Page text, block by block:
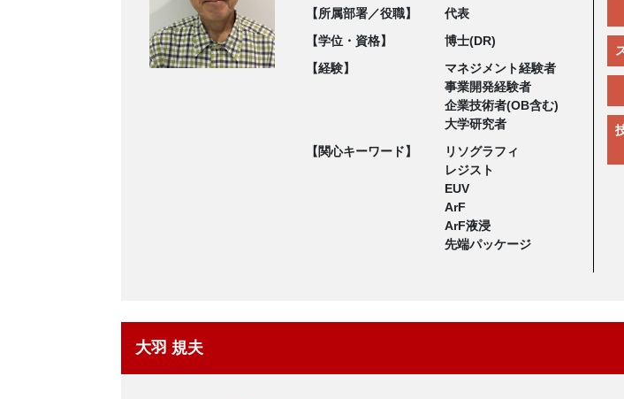
【所属部署／役職】
代表
【学位・資格】
博士(DR)
【経験】
マネジメント経験者
事業開発経験者
企業技術者(OB含む)
大学研究者
【関心キーワード】
リソグラフィ
レジスト
EUV
ArF
ArF液浸
先端パッケージ
大羽 規夫